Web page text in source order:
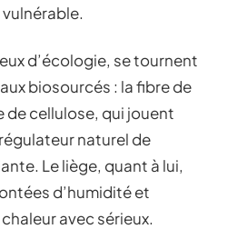
d’écologie, se tournent
biosourcés : la fibre de
de cellulose, qui jouent
naturel de
Le liège, quant à lui,
d’humidité et
avec sérieux.